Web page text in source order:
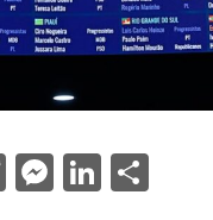
Twitter
Messenger